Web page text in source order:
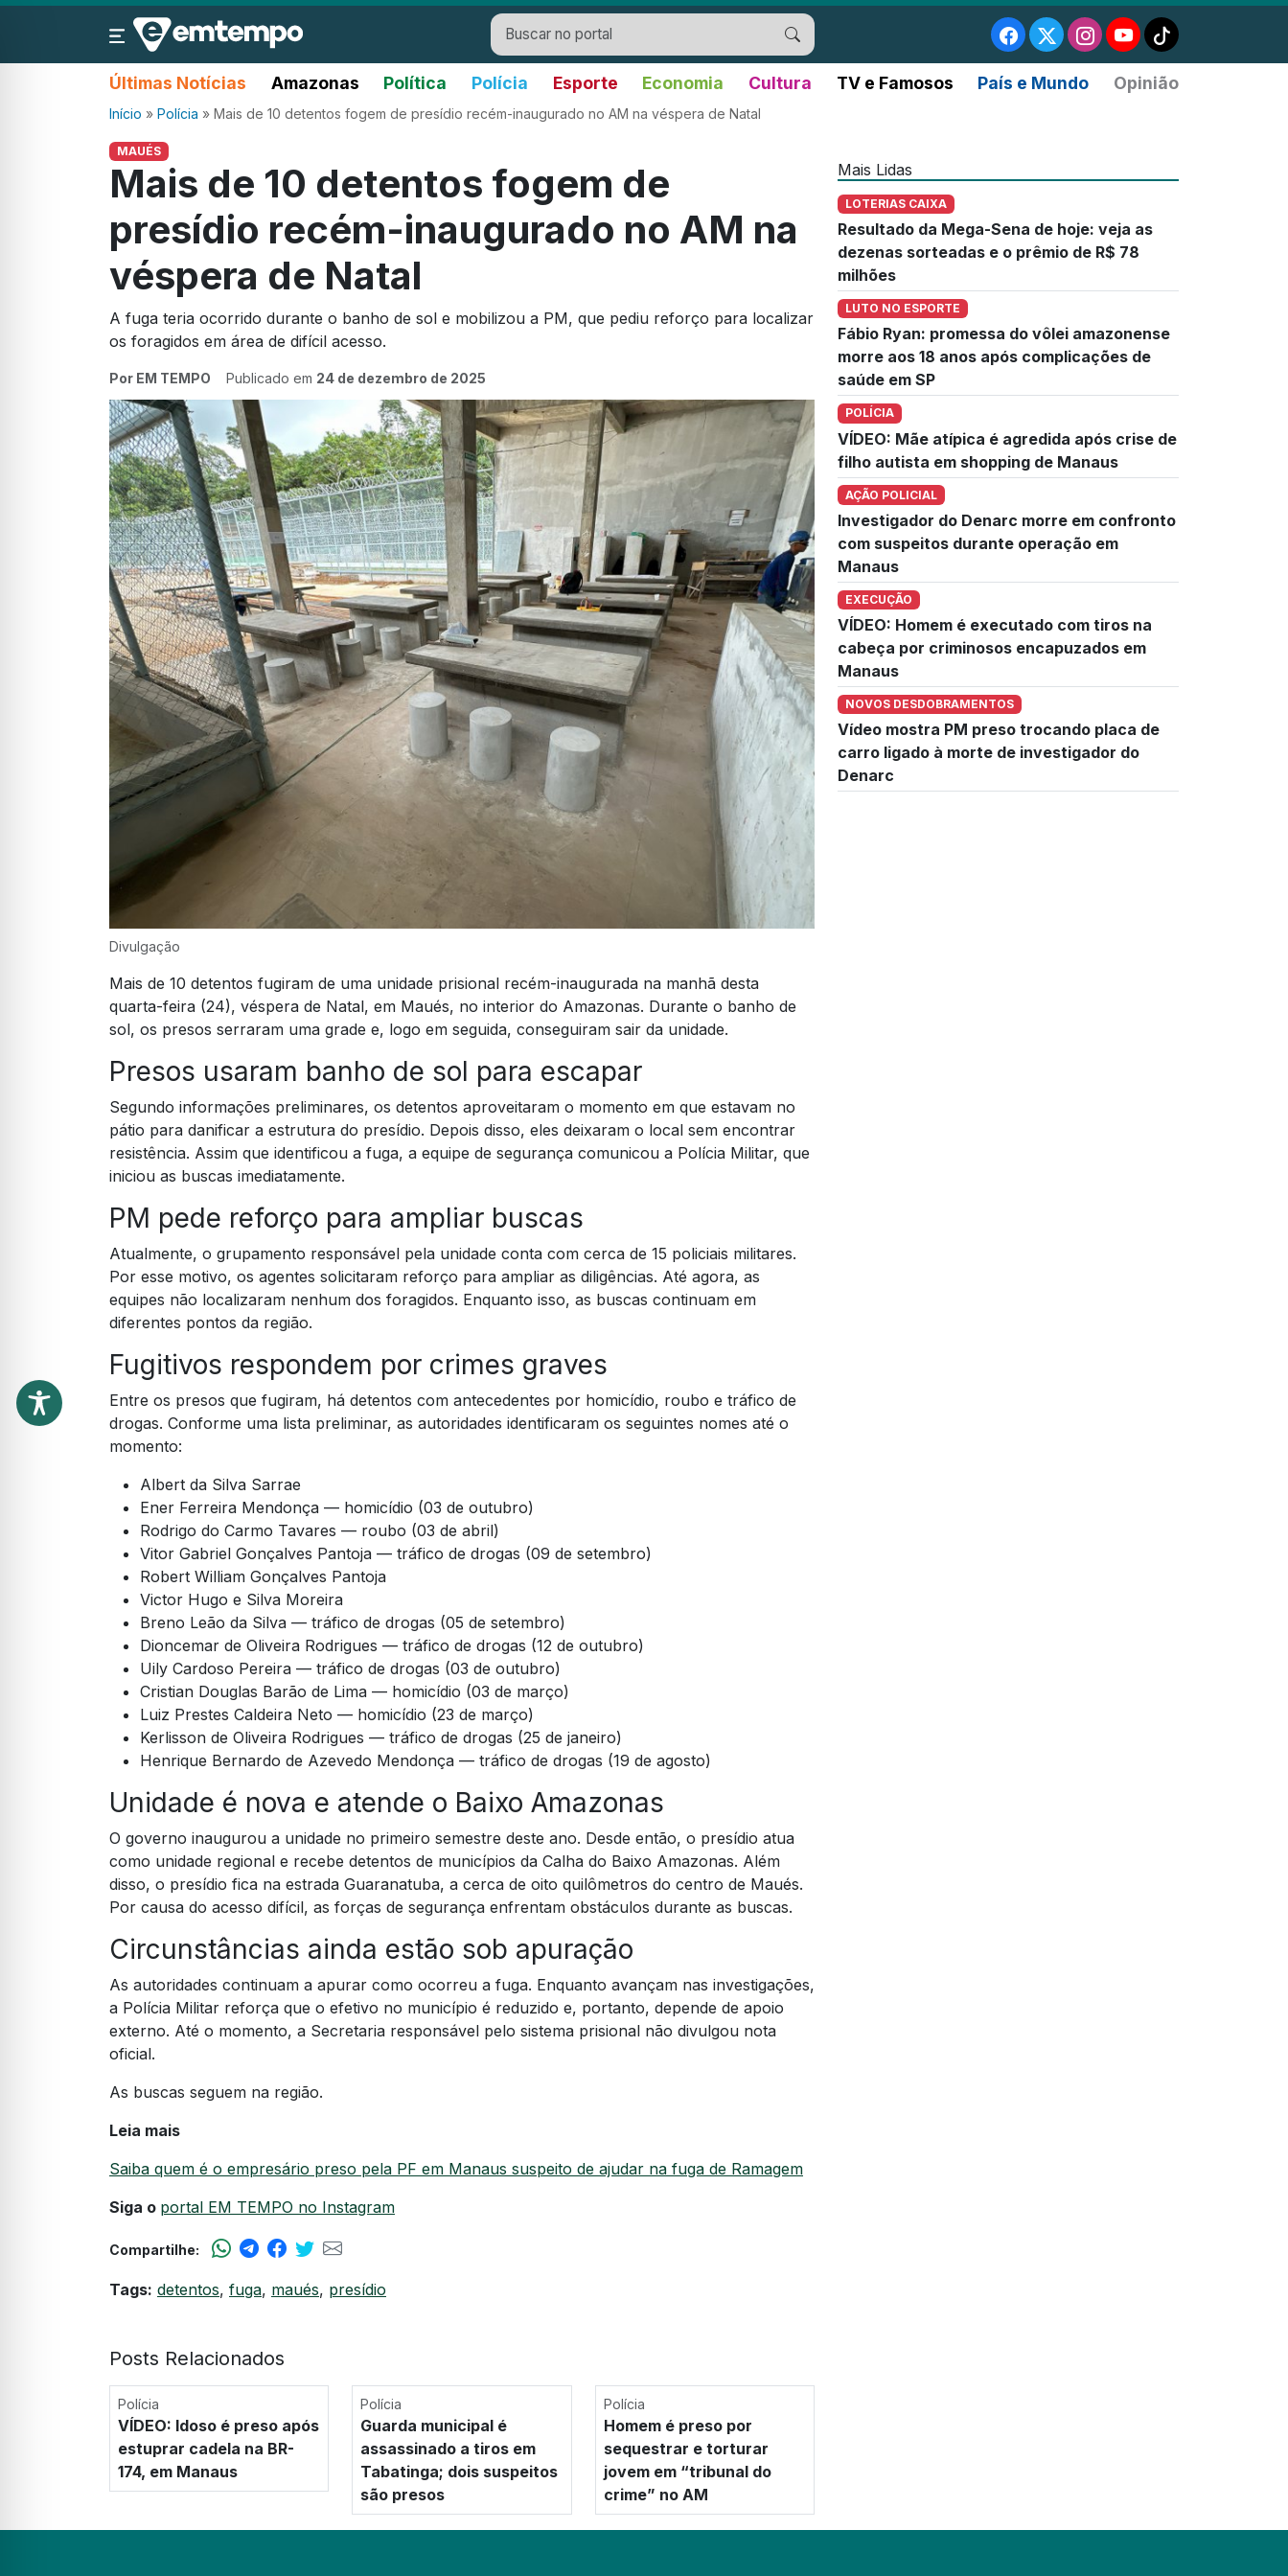
Últimas Notícias Amazonas Política Polícia Esporte Economia Cultura TV e Famosos País e Mundo Opinião
Início » Polícia » Mais de 10 detentos fogem de presídio recém-inaugurado no AM na véspera de Natal
MAUÉS
Mais de 10 detentos fogem de
presídio recém-inaugurado no AM na
véspera de Natal
A fuga teria ocorrido durante o banho de sol e mobilizou a PM, que pediu reforço para localizar
os foragidos em área de difícil acesso.
Por EM TEMPO Publicado em 24 de dezembro de 2025
Divulgação
Mais de 10 detentos fugiram de uma unidade prisional recém-inaugurada na manhã desta
quarta-feira (24), véspera de Natal, em Maués, no interior do Amazonas. Durante o banho de
sol, os presos serraram uma grade e, logo em seguida, conseguiram sair da unidade.
Presos usaram banho de sol para escapar
Segundo informações preliminares, os detentos aproveitaram o momento em que estavam no
pátio para danificar a estrutura do presídio. Depois disso, eles deixaram o local sem encontrar
resistência. Assim que identificou a fuga, a equipe de segurança comunicou a Polícia Militar, que
iniciou as buscas imediatamente.
PM pede reforço para ampliar buscas
Atualmente, o grupamento responsável pela unidade conta com cerca de 15 policiais militares.
Por esse motivo, os agentes solicitaram reforço para ampliar as diligências. Até agora, as
equipes não localizaram nenhum dos foragidos. Enquanto isso, as buscas continuam em
diferentes pontos da região.
Fugitivos respondem por crimes graves
Entre os presos que fugiram, há detentos com antecedentes por homicídio, roubo e tráfico de
drogas. Conforme uma lista preliminar, as autoridades identificaram os seguintes nomes até o
momento:
Albert da Silva Sarrae
Ener Ferreira Mendonça — homicídio (03 de outubro)
Rodrigo do Carmo Tavares — roubo (03 de abril)
Vitor Gabriel Gonçalves Pantoja — tráfico de drogas (09 de setembro)
Robert William Gonçalves Pantoja
Victor Hugo e Silva Moreira
Breno Leão da Silva — tráfico de drogas (05 de setembro)
Dioncemar de Oliveira Rodrigues — tráfico de drogas (12 de outubro)
Uily Cardoso Pereira — tráfico de drogas (03 de outubro)
Cristian Douglas Barão de Lima — homicídio (03 de março)
Luiz Prestes Caldeira Neto — homicídio (23 de março)
Kerlisson de Oliveira Rodrigues — tráfico de drogas (25 de janeiro)
Henrique Bernardo de Azevedo Mendonça — tráfico de drogas (19 de agosto)
Unidade é nova e atende o Baixo Amazonas
O governo inaugurou a unidade no primeiro semestre deste ano. Desde então, o presídio atua
como unidade regional e recebe detentos de municípios da Calha do Baixo Amazonas. Além
disso, o presídio fica na estrada Guaranatuba, a cerca de oito quilômetros do centro de Maués.
Por causa do acesso difícil, as forças de segurança enfrentam obstáculos durante as buscas.
Circunstâncias ainda estão sob apuração
As autoridades continuam a apurar como ocorreu a fuga. Enquanto avançam nas investigações,
a Polícia Militar reforça que o efetivo no município é reduzido e, portanto, depende de apoio
externo. Até o momento, a Secretaria responsável pelo sistema prisional não divulgou nota
oficial.
As buscas seguem na região.
Leia mais
Saiba quem é o empresário preso pela PF em Manaus suspeito de ajudar na fuga de Ramagem
Siga o portal EM TEMPO no Instagram
Compartilhe:
Tags: detentos, fuga, maués, presídio
Posts Relacionados
Polícia
VÍDEO: Idoso é preso após
estuprar cadela na BR-
174, em Manaus
Polícia
Guarda municipal é
assassinado a tiros em
Tabatinga; dois suspeitos
são presos
Polícia
Homem é preso por
sequestrar e torturar
jovem em “tribunal do
crime” no AM
Mais Lidas
LOTERIAS CAIXA
Resultado da Mega-Sena de hoje: veja as
dezenas sorteadas e o prêmio de R$ 78
milhões
LUTO NO ESPORTE
Fábio Ryan: promessa do vôlei amazonense
morre aos 18 anos após complicações de
saúde em SP
POLÍCIA
VÍDEO: Mãe atípica é agredida após crise de
filho autista em shopping de Manaus
AÇÃO POLICIAL
Investigador do Denarc morre em confronto
com suspeitos durante operação em
Manaus
EXECUÇÃO
VÍDEO: Homem é executado com tiros na
cabeça por criminosos encapuzados em
Manaus
NOVOS DESDOBRAMENTOS
Vídeo mostra PM preso trocando placa de
carro ligado à morte de investigador do
Denarc